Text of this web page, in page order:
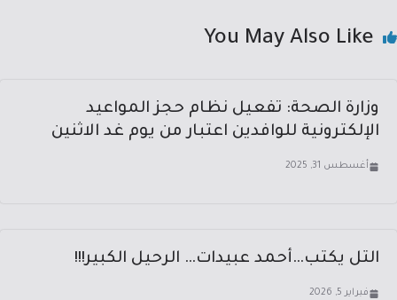
You May Also Like
وزارة الصحة: تفعيل نظام حجز المواعيد
الإلكترونية للوافدين اعتبار من يوم غد الاثنين
أغسطس 31, 2025
التل يكتب…أحمد عبيدات… الرحيل الكبير!!!
فبراير 5, 2026